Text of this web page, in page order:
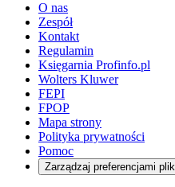
O nas
Zespół
Kontakt
Regulamin
Księgarnia Profinfo.pl
Wolters Kluwer
FEPI
FPOP
Mapa strony
Polityka prywatności
Pomoc
Zarządzaj preferencjami